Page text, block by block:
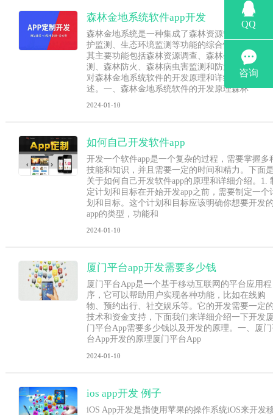
森林金地系统软件app开发
森林金地系统是一种集成了森林资源管理、森林
护监测、生态环境监测等功能的综合性软件系统
其主要功能包括森林资源调查、森林生态环境监
测、森林防火、森林病虫害监测和防治等。本文
对森林金地系统软件的开发原理和详细介绍进行
述。一、森林金地系统软件的开发原理森林
2024-01-10
如何自己开发软件app
开发一个软件app是一个复杂的过程，需要掌握多
技能和知识，并且需要一定的时间和精力。下面
关于如何自己开发软件app的原理和详细介绍。1.
定计划和目标在开始开发app之前，需要制定一个
划和目标。这个计划和目标应该明确你想要开发
app的类型，功能和
2024-01-10
厦门平台app开发需要多少钱
厦门平台App是一个基于移动互联网的平台应用程
序，它可以帮助用户实现各种功能，比如在线购
物、预约出行、社交娱乐等。它的开发需要一定
技术和资金支持，下面我们来详细介绍一下开发
门平台App需要多少钱以及开发的原理。一、厦
台App开发的原理厦门平台App
2024-01-10
ios app开发 例子
iOS App开发是指使用苹果的操作系统iOS来开发